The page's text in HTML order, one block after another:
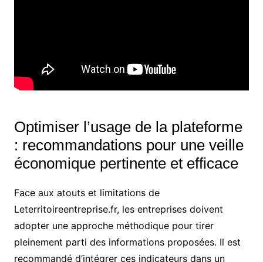
Optimiser l’usage de la plateforme
: recommandations pour une veille
économique pertinente et efficace
Face aux atouts et limitations de
Leterritoireentreprise.fr, les entreprises doivent
adopter une approche méthodique pour tirer
pleinement parti des informations proposées. Il est
recommandé d’intégrer ces indicateurs dans un